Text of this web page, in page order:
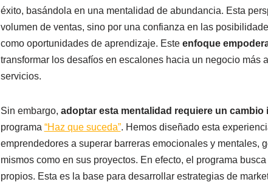
éxito, basándola en una mentalidad de abundancia. Esta
volumen de ventas, sino por una confianza en las
como oportunidades de aprendizaje. Este enfoque
transformar los desafíos en escalones hacia un negocio más
servicios.
Sin embargo, adoptar esta mentalidad requiere un
programa “Haz que suceda”. Hemos diseñado esta
emprendedores a superar barreras emocionales y mentales,
mismos como en sus proyectos. En efecto, el programa
propios. Esta es la base para desarrollar estrategias de